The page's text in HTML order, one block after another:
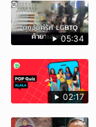
05:34
02:17